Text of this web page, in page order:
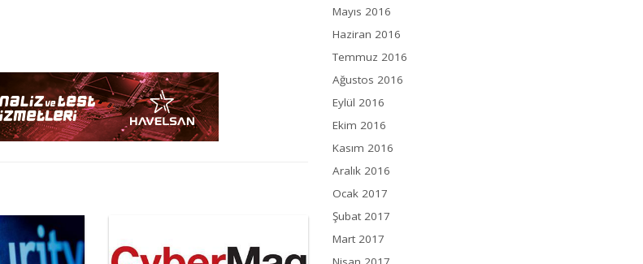
Mayıs 2016
Haziran 2016
Temmuz 2016
Ağustos 2016
Eylül 2016
Ekim 2016
Kasım 2016
Aralık 2016
Ocak 2017
Şubat 2017
Mart 2017